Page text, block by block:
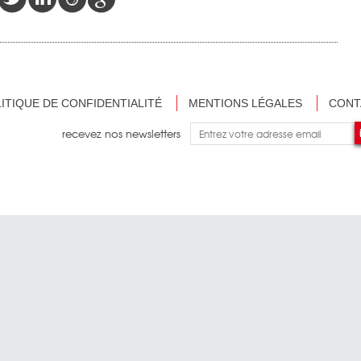
DE CONFIDENTIALITÉ MENTIONS LÉGALES
recevez nos newsletters